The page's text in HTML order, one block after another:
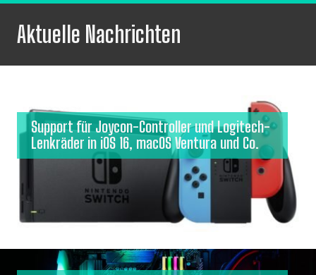
Aktuelle Nachrichten
Support für Joycon-Controller und Logitech-
Lenkräder in iOS 16, macOS Ventura und Co.